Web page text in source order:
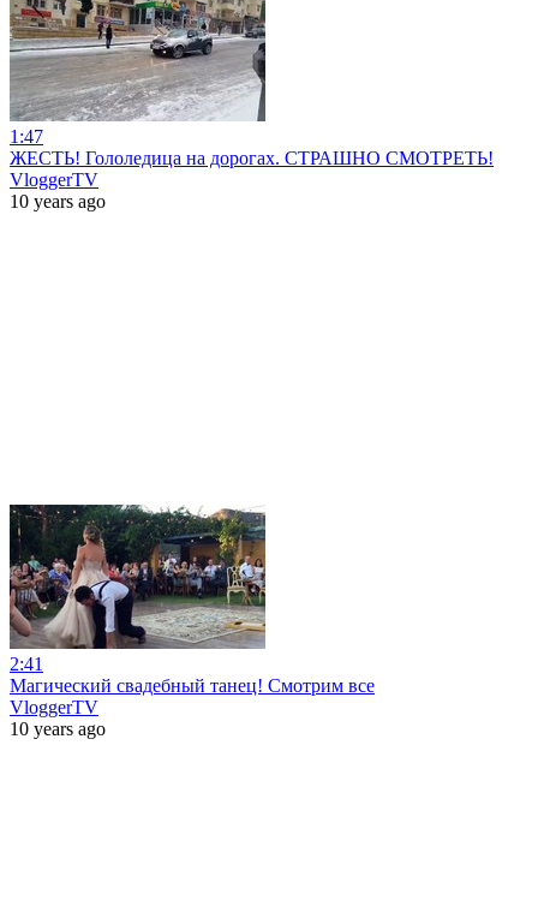
1:47
ЖЕСТЬ! Гололедица на дорогах. СТРАШНО СМОТРЕТЬ!
VloggerTV
10 years ago
2:41
Магический свадебный танец! Смотрим все
VloggerTV
10 years ago